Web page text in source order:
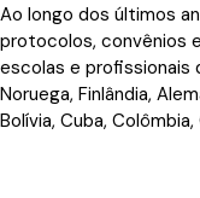
Ao longo dos últimos
protocolos, convênios
escolas e profissionais
Noruega, Finlândia,
Bolívia, Cuba,